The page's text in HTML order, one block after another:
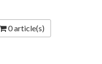
0article(s)